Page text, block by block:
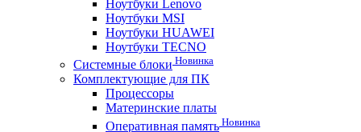
Ноутбуки Lenovo
Ноутбуки MSI
Ноутбуки HUAWEI
Ноутбуки TECNO
Системные блоки Новинка
Комплектующие для ПК
Процессоры
Материнские платы
Оперативная память Новинка